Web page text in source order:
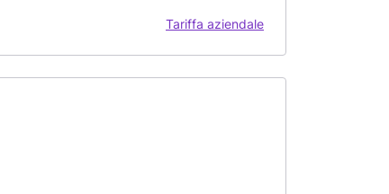
Tariffa aziendale